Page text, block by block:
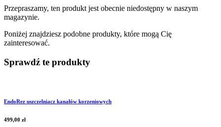
Przepraszamy, ten produkt jest obecnie niedostępny w naszym
magazynie.
Poniżej znajdziesz podobne produkty, które mogą Cię
zainteresować.
Sprawdź te produkty
EndoRez uszczelniacz kanałów korzeniowych
499,00 zł